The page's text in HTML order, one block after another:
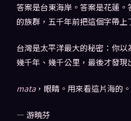
答案是台東海岸。答案是花蓮。
的族群，五千年前把這個字帶上
台灣是太平洋最大的秘密：你
幾千年、幾千公里，最後才發現
mata，眼睛。用來看這片海的。
— 游曉芬